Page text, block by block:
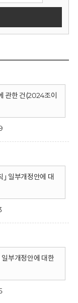
관한 건(2024조이
｣ 일부개정안에 대
부개정안에 대한